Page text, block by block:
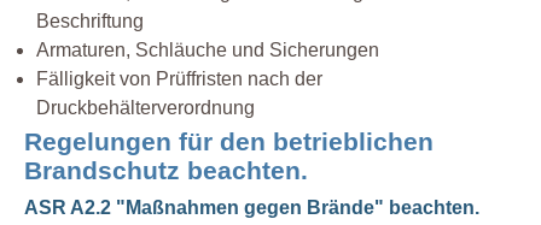
Beschriftung
Armaturen, Schläuche und Sicherungen
Fälligkeit von Prüffristen nach der
Druckbehälterverordnung
Regelungen für den betrieblichen
Brandschutz beachten.
ASR A2.2 "Maßnahmen gegen Brände" beachten.